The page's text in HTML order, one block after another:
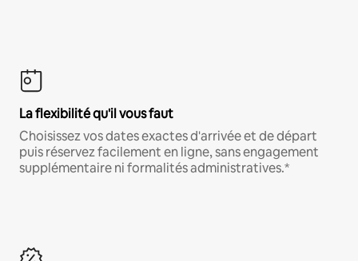
La flexibilité qu'il vous faut
Choisissez vos dates exactes d'arrivée et de départ
puis réservez facilement en ligne, sans engagement
supplémentaire ni formalités administratives.*